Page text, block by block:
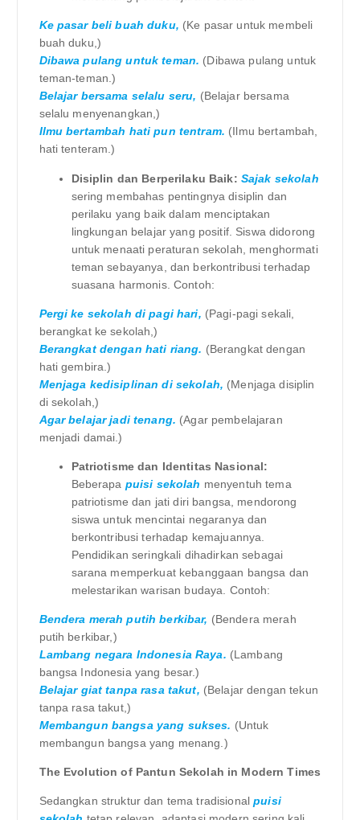
Ke pasar beli buah duku, (Ke pasar untuk membeli
buah duku,)
Dibawa pulang untuk teman. (Dibawa pulang untuk
teman-teman.)
Belajar bersama selalu seru, (Belajar bersama
selalu menyenangkan,)
Ilmu bertambah hati pun tentram. (Ilmu bertambah,
hati tenteram.)
Disiplin dan Berperilaku Baik: Sajak sekolah
sering membahas pentingnya disiplin dan
perilaku yang baik dalam menciptakan
lingkungan belajar yang positif. Siswa didorong
untuk menaati peraturan sekolah, menghormati
teman sebayanya, dan berkontribusi terhadap
suasana harmonis. Contoh:
Pergi ke sekolah di pagi hari, (Pagi-pagi sekali,
berangkat ke sekolah,)
Berangkat dengan hati riang. (Berangkat dengan
hati gembira.)
Menjaga kedisiplinan di sekolah, (Menjaga disiplin
di sekolah,)
Agar belajar jadi tenang. (Agar pembelajaran
menjadi damai.)
Patriotisme dan Identitas Nasional:
Beberapa puisi sekolah menyentuh tema
patriotisme dan jati diri bangsa, mendorong
siswa untuk mencintai negaranya dan
berkontribusi terhadap kemajuannya.
Pendidikan seringkali dihadirkan sebagai
sarana memperkuat kebanggaan bangsa dan
melestarikan warisan budaya. Contoh:
Bendera merah putih berkibar, (Bendera merah
putih berkibar,)
Lambang negara Indonesia Raya. (Lambang
bangsa Indonesia yang besar.)
Belajar giat tanpa rasa takut, (Belajar dengan tekun
tanpa rasa takut,)
Membangun bangsa yang sukses. (Untuk
membangun bangsa yang menang.)
The Evolution of Pantun Sekolah in Modern Times
Sedangkan struktur dan tema tradisionalpuisi